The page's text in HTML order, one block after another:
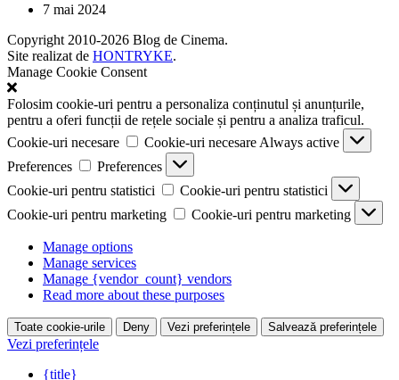
7 mai 2024
Copyright 2010-2026 Blog de Cinema.
Site realizat de HONTRYKE.
Manage Cookie Consent
Folosim cookie-uri pentru a personaliza conținutul și anunțurile,
pentru a oferi funcții de rețele sociale și pentru a analiza traficul.
Cookie-uri necesare
Cookie-uri necesare Always active
Preferences
Preferences
Cookie-uri pentru statistici
Cookie-uri pentru statistici
Cookie-uri pentru marketing
Cookie-uri pentru marketing
Manage options
Manage services
Manage {vendor_count} vendors
Read more about these purposes
Toate cookie-urile Deny Vezi preferințele Salvează preferințele
Vezi preferințele
{title}